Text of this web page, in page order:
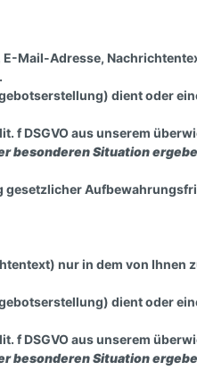
Mail-Adresse,
dient oder
f DSGVO aus unserem
besonderen Situation
nur in dem von Ihnen
dient oder
f DSGVO aus unserem
besonderen Situation